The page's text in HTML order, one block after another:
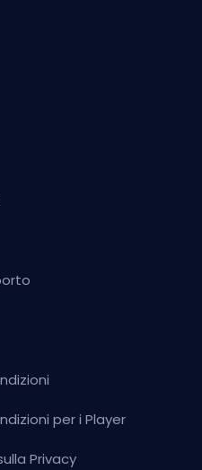
per i Player
Privacy